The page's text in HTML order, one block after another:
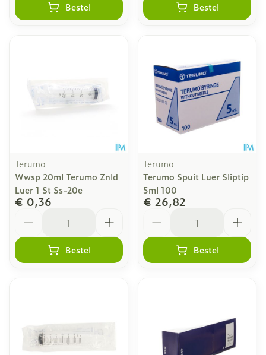
Bestel Bestel
Terumo
Wwsp 20ml Terumo Znld
Luer 1 St Ss-20e
€ 0,36
Bestel
Terumo
Terumo Spuit Luer Sliptip
5ml 100
€ 26,82
Bestel